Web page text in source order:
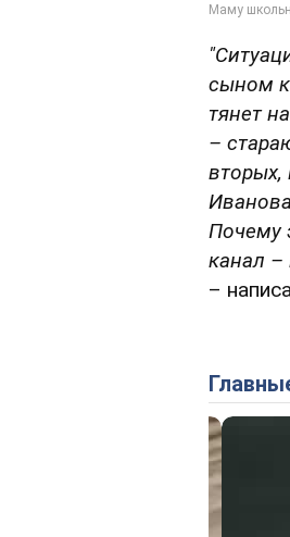
"
сыном
тянет
–
вторых,
Почему
канал –
–